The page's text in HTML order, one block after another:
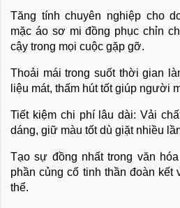
Tăng tính chuyên nghiệp cho
mặc áo sơ mi đồng phục chỉn
cậy trong mọi cuộc gặp gỡ.
Thoải mái trong suốt thời gian
liệu mát, thấm hút tốt giúp người
Tiết kiệm chi phí lâu dài: Vải
dáng, giữ màu tốt dù giặt nhiều
Tạo sự đồng nhất trong văn
phần củng cố tinh thần đoàn kết
thể.